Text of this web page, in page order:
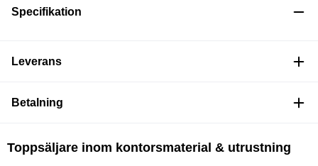
Specifikation
Leverans
Betalning
Toppsäljare inom kontorsmaterial & utrustning